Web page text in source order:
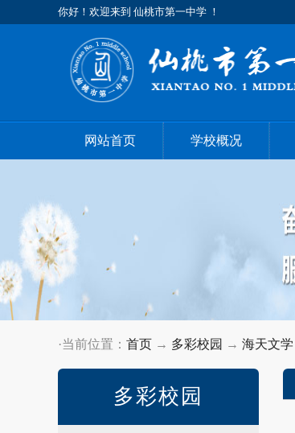
你好！欢迎来到 仙桃市第一中学 ！
网站首页 学校概况
·当前位置： 首页 → 多彩校园 → 海天文学
多彩校园